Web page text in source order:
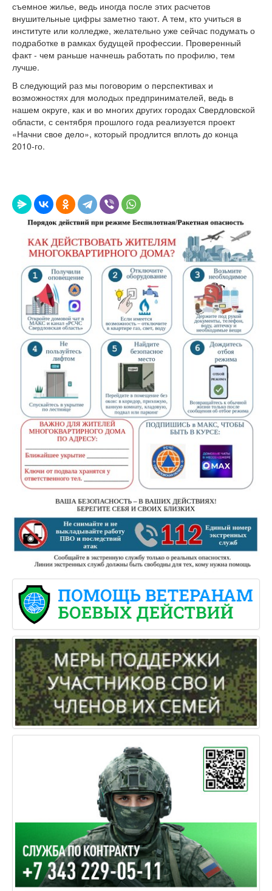
съемное жилье, ведь иногда после этих расчетов
внушительные цифры заметно тают. А тем, кто учиться в
институте или колледже, желательно уже сейчас подумать о
подработке в рамках будущей профессии. Проверенный
факт - чем раньше начнешь работать по профилю, тем
лучше.
В следующий раз мы поговорим о перспективах и
возможностях для молодых предпринимателей, ведь в
нашем округе, как и во многих других городах Свердловской
области, с сентября прошлого года реализуется проект
«Начни свое дело», который продлится вплоть до конца
2010-го.